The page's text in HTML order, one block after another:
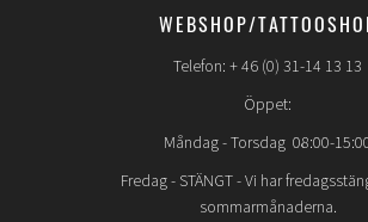
WEBSHOP/
Telefon: + 46 (0) 31-14 13 13
Öppet:
Måndag - Torsdag 08:00-
Fredag - STÄNGT- Vi har
sommarmånaderna.